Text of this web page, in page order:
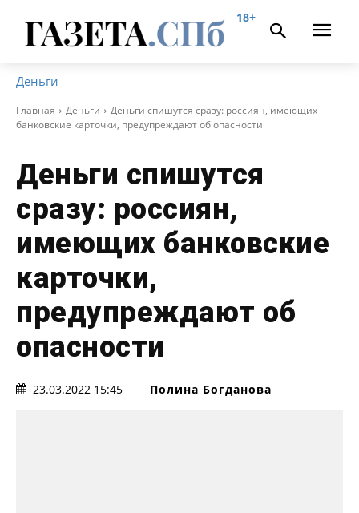
18+
Деньги
Главная Деньги
Деньги спишутся сразу: россиян, имеющих
банковские карточки, предупреждают об опасности
Деньги спишутся
сразу: россиян,
имеющих банковские
карточки,
предупреждают об
опасности
23.03.2022 15:45 Полина Богданова